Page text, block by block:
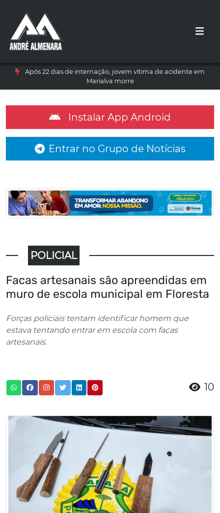
Após 22 dias de internação, jovem vítima de acidente em
Marialva morre
Instalar App Android
Entrar no Grupo de Notícias
POLICIAL
Facas artesanais são apreendidas em
muro de escola municipal em Floresta
Forças policiais tentam identificar homem que
estava tentando entrar em escola com facas
artesanais.
10